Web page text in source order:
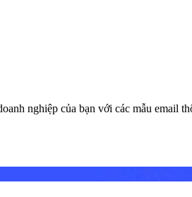
nghiệp của bạn với các mẫu email